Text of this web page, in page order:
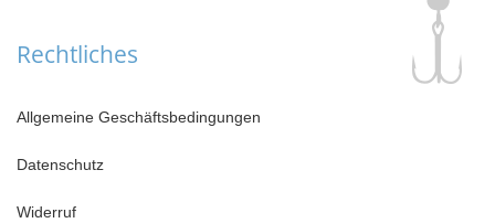
Rechtliches
Allgemeine Geschäftsbedingungen
Datenschutz
Widerruf